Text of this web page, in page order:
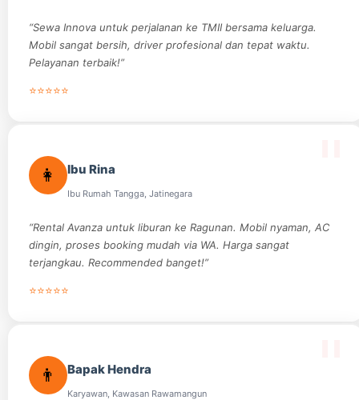
“Sewa Innova untuk perjalanan ke TMII bersama keluarga.
Mobil sangat bersih, driver profesional dan tepat waktu.
Pelayanan terbaik!”
⭐⭐⭐⭐⭐
👩 Ibu Rina
Ibu Rumah Tangga, Jatinegara
“Rental Avanza untuk liburan ke Ragunan. Mobil nyaman, AC
dingin, proses booking mudah via WA. Harga sangat
terjangkau. Recommended banget!”
⭐⭐⭐⭐⭐
👨 Bapak Hendra
Karyawan, Kawasan Rawamangun